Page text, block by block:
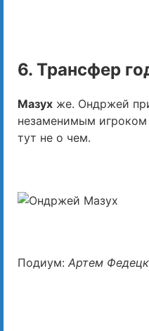
6. Трансфер
Мазух же. Ондржей
незаменимым игроком
тут не о чем.
Подиум: Артем